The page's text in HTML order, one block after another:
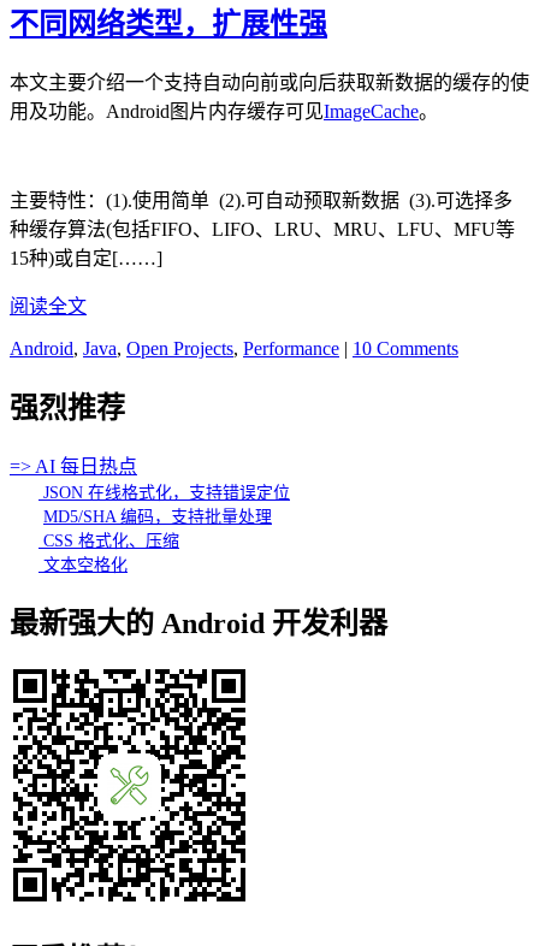
不同网络类型，扩展性强
本文主要介绍一个支持自动向前或向后获取新数据的缓存的使
用及功能。Android图片内存缓存可见ImageCache。
主要特性：(1).使用简单 (2).可自动预取新数据 (3).可选择多
种缓存算法(包括FIFO、LIFO、LRU、MRU、LFU、MFU等
15种)或自定[……]
阅读全文
Android, Java, Open Projects, Performance | 10 Comments
强烈推荐
=> AI 每日热点
JSON 在线格式化，支持错误定位
MD5/SHA 编码，支持批量处理
CSS 格式化、压缩
文本空格化
最新强大的 Android 开发利器